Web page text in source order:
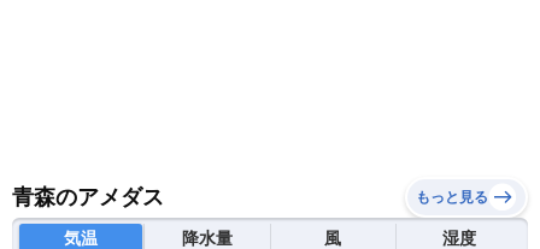
青森のアメダス もっと見る
気温 降水量 風 湿度